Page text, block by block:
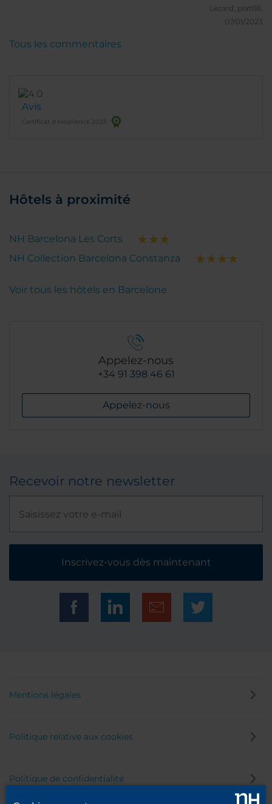
Lezard_plat08.
07/01/2023
Avis
Certificat d’excellence 2025
Tous les commentaires
Hôtels à proximité
NH Barcelona Les Corts
NH Collection Barcelona Constanza
Voir tous les hôtels en Barcelone
Appelez-nous
+34 91 398 46 61
Appelez-nous
Recevoir notre newsletter
Inscrivez-vous dès maintenant
Mentions légales
Politique relative aux cookies
Politique de confidentialité